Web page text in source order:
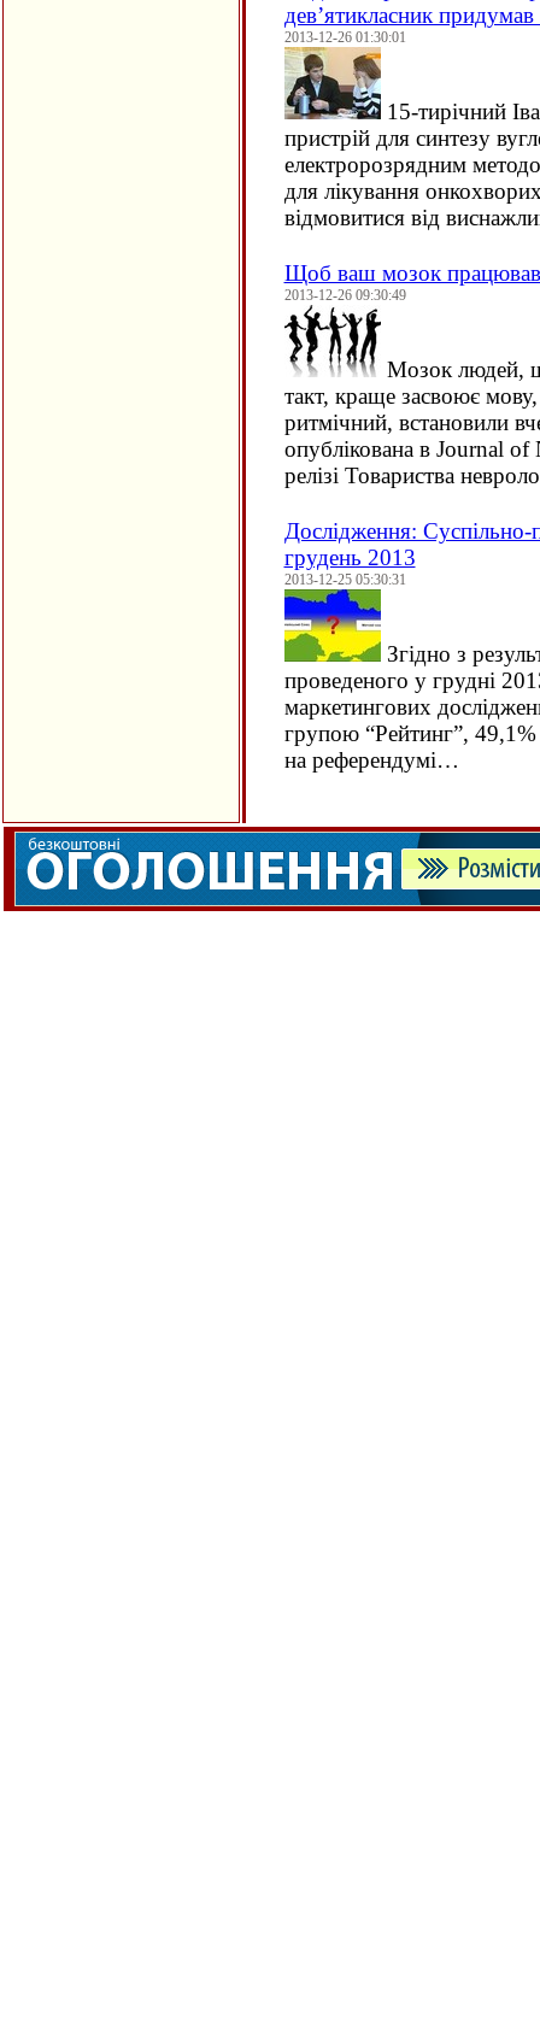
дев’ятикласник
2013-12-26 01:30:01
15-тирічний
пристрій для синтезу
електророзрядним
для лікування
відмовитися від
Щоб ваш мозок працював
2013-12-26 09:30:49
Мозок людей,
такт, краще засвоює
ритмічний, встановили
опублікована в Journal
релізі Товариства
Дослідження: Суспільно-
грудень 2013
2013-12-25 05:30:31
Згідно з
проведеного у грудні
маркетингових
групою “Рейтинг”,
на референдумі…